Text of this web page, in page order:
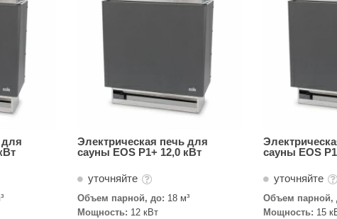
для
Электрическая печь для
сауны EOS P1+ 12,0 кВт
уточняйте
Объем парной, до: 18 м³
Мощность: 12 кВт
сауны EOS
уточняйте
Объем парной,
Мощность: 15